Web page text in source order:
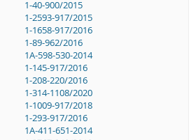
1-40-900/2015
1-2593-917/2015
1-1658-917/2016
1-89-962/2016
1A-598-530-2014
1-145-917/2016
1-208-220/2016
1-314-1108/2020
1-1009-917/2018
1-293-917/2016
1A-411-651-2014